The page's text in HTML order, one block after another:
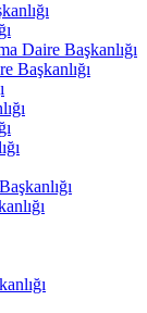
Daire Başkanlığı
Başkanlığı